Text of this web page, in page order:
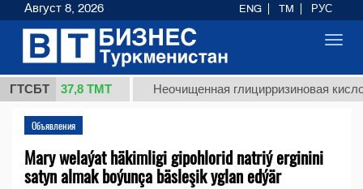
ГТСБТ
1 (кг.) 37,8 ТМТ Неочищенная глицирризиновая
Объявления
Mary welaýat häkimligi gipohlorid natriý erginini
satyn almak boýunça bäsleşik yglan edýär
Август 8, 2026 ENG TM РУС